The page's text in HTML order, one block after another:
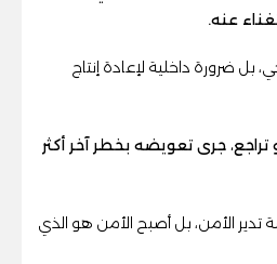
عنه.
بل ضرورة داخلية لإعادة إنتاج
جرى تعويضه بخطر آخر أكثر
تدير الأمن، بل أصبح الأمن هو الذي